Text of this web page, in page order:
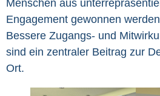
Menschen aus
Engagement gewonnen
Bessere Zugangs- und
sind ein zentraler Beitrag zur
Ort.